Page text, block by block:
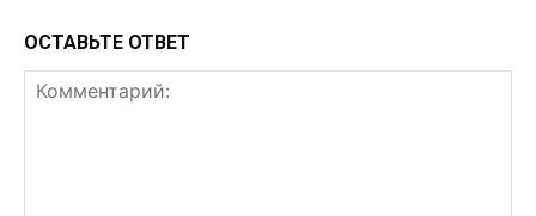
ОСТАВЬТЕ ОТВЕТ